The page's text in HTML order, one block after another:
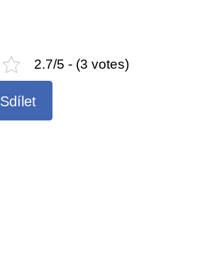
2.7/5 - (3 votes)
Sdílet